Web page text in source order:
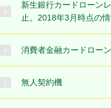
新生銀行カードローン
止。2018年3月時点の
消費者金融カードローン
無人契約機